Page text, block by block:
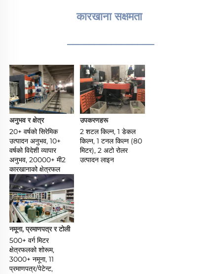
कारखाना सक्षमता
________________
अनुभव र क्षेत्र
20+ वर्षको सिरेमिक
उत्पादन अनुभव, 10+
वर्षको विदेशी व्यापार
अनुभव, 20000+ मी2
कारखानाको क्षेत्रफल
उपकरणहरू
2 शटल किल्न, 1 डेकल
किल्न, 1 टनल किल्न (80
मिटर), 2 अटो रोलर
उत्पादन लाइन
नमूना, प्रमाणपत्र र टोली
500+ वर्ग मिटर
क्षेत्रफलको शोरूम,
3000+ नमूना, 11
प्रमाणपत्र/पेटेन्ट,